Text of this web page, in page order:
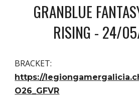
GRANBLUE
RISING - 24/
BRACKET:
https://
O26_GFVR